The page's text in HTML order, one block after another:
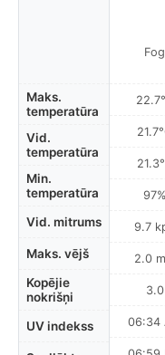
Maks.
temperatūra
Vid.
temperatūra
Min.
temperatūra
Vid. mitrums
Maks. vējš
Kopējie
nokrišņi
UV indekss
Fog
97%
9.7
2.0
3.0
06:34